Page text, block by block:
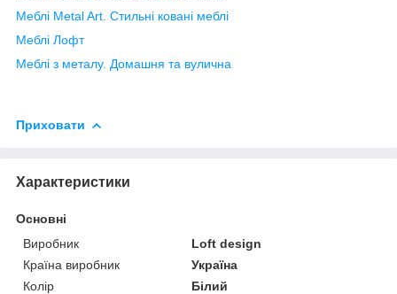
Меблі Metal Art. Стильні ковані меблі
Меблі Лофт
Меблі з металу. Домашня та вулична
Приховати
Характеристики
Основні
Виробник
Loft design
Країна виробник
Україна
Колір
Білий